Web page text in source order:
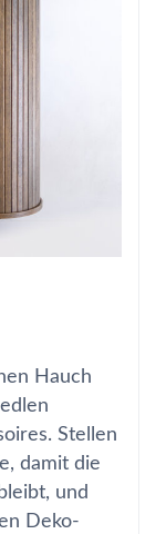
Hauch
Stellen
damit die
und
Deko-